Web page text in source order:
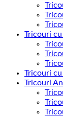
Tricouri
Tricouri
Tricouri